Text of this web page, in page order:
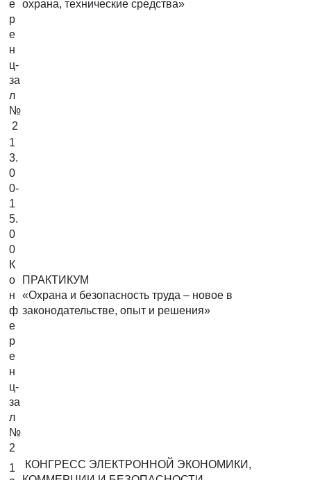
е
р
е
н
ц-
за
л
№
2
охрана, технические средства»
1
3.
0
0-
1
5.
0
0
К
о
н
ф
е
р
е
н
ц-
за
л
№
2
ПРАКТИКУМ
«Охрана и безопасность труда – новое в
законодательстве, опыт и решения»
1
КОНГРЕСС ЭЛЕКТРОННОЙ ЭКОНОМИКИ,